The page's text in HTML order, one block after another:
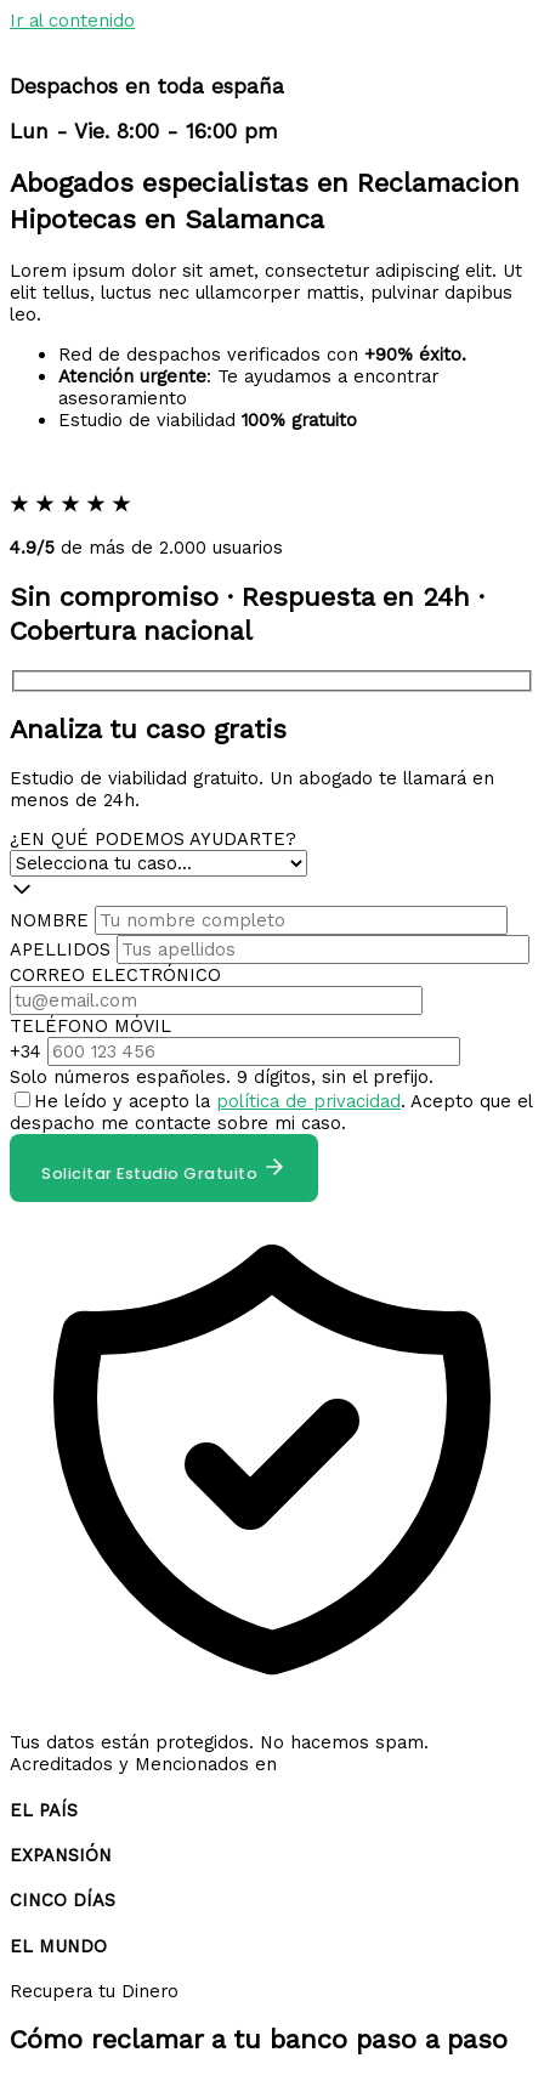
Ir al contenido
Despachos en toda españa
Lun - Vie. 8:00 - 16:00 pm
Abogados especialistas en Reclamacion
Hipotecas en Salamanca
Lorem ipsum dolor sit amet, consectetur adipiscing elit. Ut
elit tellus, luctus nec ullamcorper mattis, pulvinar dapibus
leo.
Red de despachos verificados con +90% éxito.
Atención urgente: Te ayudamos a encontrar
asesoramiento
Estudio de viabilidad 100% gratuito
★ ★ ★ ★ ★
4.9/5 de más de 2.000 usuarios
Sin compromiso · Respuesta en 24h ·
Cobertura nacional
Analiza tu caso gratis
Estudio de viabilidad gratuito. Un abogado te llamará en
menos de 24h.
¿EN QUÉ PODEMOS AYUDARTE?
NOMBRE
APELLIDOS
CORREO ELECTRÓNICO
TELÉFONO MÓVIL
+34
Solo números españoles. 9 dígitos, sin el prefijo.
He leído y acepto la política de privacidad. Acepto que el
despacho me contacte sobre mi caso.
Solicitar Estudio Gratuito
Tus datos están protegidos. No hacemos spam.
Acreditados y Mencionados en
EL PAÍS
EXPANSIÓN
CINCO DÍAS
EL MUNDO
Recupera tu Dinero
Cómo reclamar a tu banco paso a paso